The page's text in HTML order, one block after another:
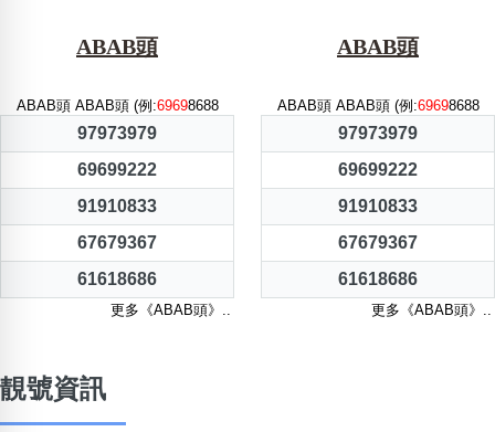
ABAB頭
ABAB頭 ABAB頭 (例:69698688
97973979
69699222
91910833
67679367
61618686
更多《ABAB頭》..
ABAB頭
ABAB頭 ABAB頭 (例:69698688
97973979
69699222
91910833
67679367
61618686
更多《ABAB頭》..
靚號資訊